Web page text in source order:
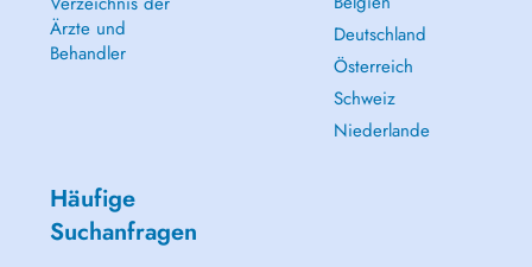
Ärzte und
Behandler
Deutschland
Österreich
Schweiz
Niederlande
Häufige
Suchanfragen